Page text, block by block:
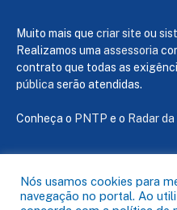
Muito mais que criar site ou
Realizamos uma assessoria
contrato que todas as
pública serão atendidas.
Conheça o PNTP e o Radar
Todos os direitos
Nós usamos cookies para
navegação no portal. Ao